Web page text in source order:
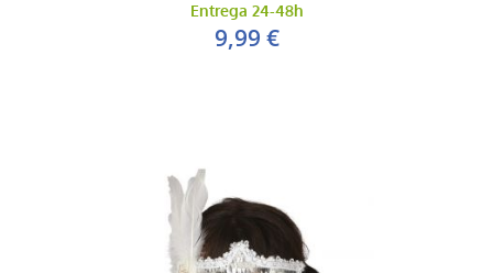
Entrega 24-48h
9,99 €